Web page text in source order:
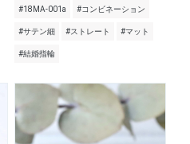
#18MA-001a #コンビネーション
#サテン細 #ストレート #マット
#結婚指輪